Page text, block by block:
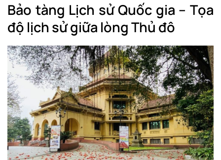
Bảo tàng Lịch sử Quốc gia – Tọa
độ lịch sử giữa lòng Thủ đô